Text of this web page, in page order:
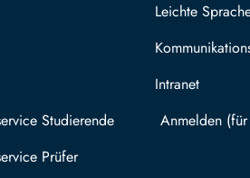
Studierende
Prüfer
Leichte
Intranet
Mit